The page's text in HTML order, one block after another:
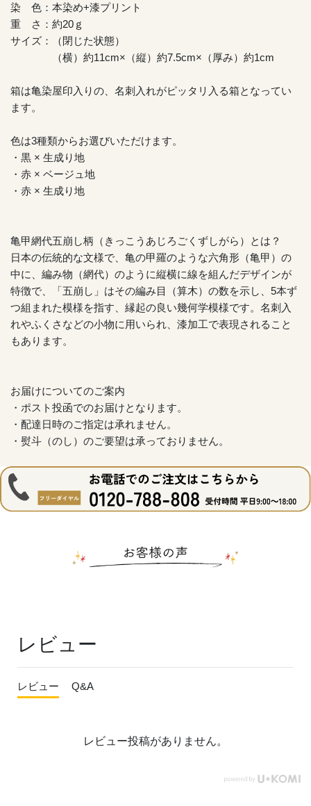
染 色：本染め+漆プリント
重 さ：約20ｇ
サイズ：（閉じた状態）
（横）約11cm×（縦）約7.5cm×（厚み）約1cm
箱は亀染屋印入りの、名刺入れがピッタリ入る箱となってい
ます。
色は3種類からお選びいただけます。
・黒 × 生成り地
・赤 × ベージュ地
・赤 × 生成り地
亀甲網代五崩し柄（きっこうあじろごくずしがら）とは？
日本の伝統的な文様で、亀の甲羅のような六角形（亀甲）の
中に、編み物（網代）のように縦横に線を組んだデザインが
特徴で、「五崩し」はその編み目（算木）の数を示し、5本ず
つ組まれた模様を指す、縁起の良い幾何学模様です。名刺入
れやふくさなどの小物に用いられ、漆加工で表現されること
もあります。
お届けについてのご案内
・ポスト投函でのお届けとなります。
・配達日時のご指定は承れません。
・熨斗（のし）のご要望は承っておりません。
レビュー
レビュー Q&A
レビュー投稿がありません。